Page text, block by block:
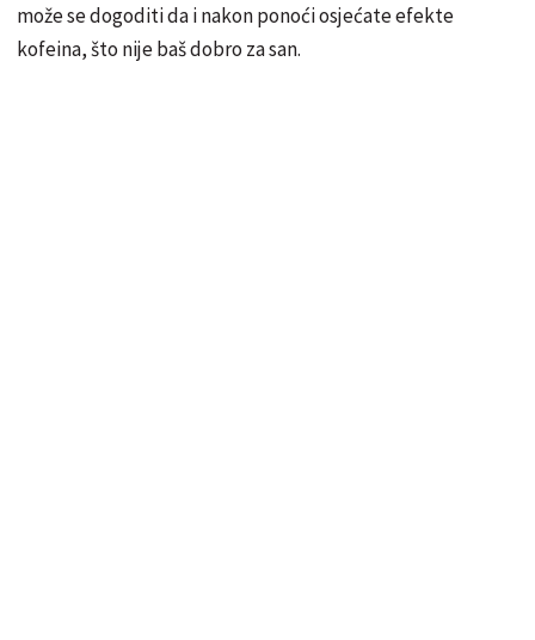
može se dogoditi da i nakon ponoći osjećate efekte
kofeina, što nije baš dobro za san.